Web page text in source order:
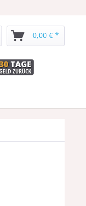
0,00 € *